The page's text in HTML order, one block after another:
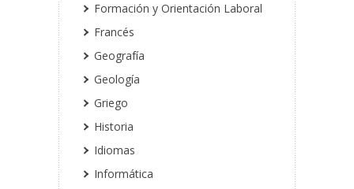
Formación y Orientación Laboral
Francés
Geografía
Geología
Griego
Historia
Idiomas
Informática